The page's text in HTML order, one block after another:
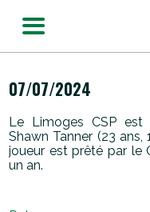
07/07/2024
Le Limoges CSP est
Shawn Tanner (23
joueur est prêté par le
un an.